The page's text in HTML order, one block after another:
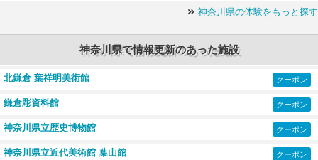
神奈川県の体験をもっと探す
神奈川県で情報更新のあった施設
北鎌倉 葉祥明美術館 クーポン
鎌倉彫資料館 クーポン
神奈川県立歴史博物館 クーポン
神奈川県立近代美術館 葉山館 クーポン